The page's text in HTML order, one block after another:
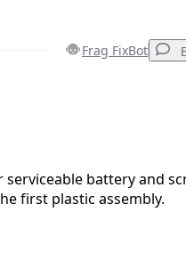
Frag FixBot
serviceable battery and
first plastic assembly.